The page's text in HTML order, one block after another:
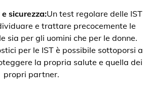
sicurezza:Un test regolare delle IST
e trattare precocemente le
sia per gli uomini che per le donne.
per le IST è possibile sottoporsi a
la propria salute e quella dei
propri partner.